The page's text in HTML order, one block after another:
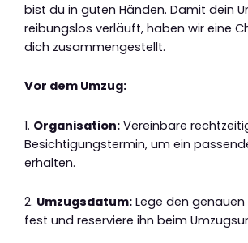
bist du in guten Händen. Damit dein
reibungslos verläuft, haben wir eine
dich zusammengestellt.
Vor dem Umzug:
1. Organisation: Vereinbare
Besichtigungstermin, um ein
erhalten.
2. Umzugsdatum: Lege den
fest und reserviere ihn beim